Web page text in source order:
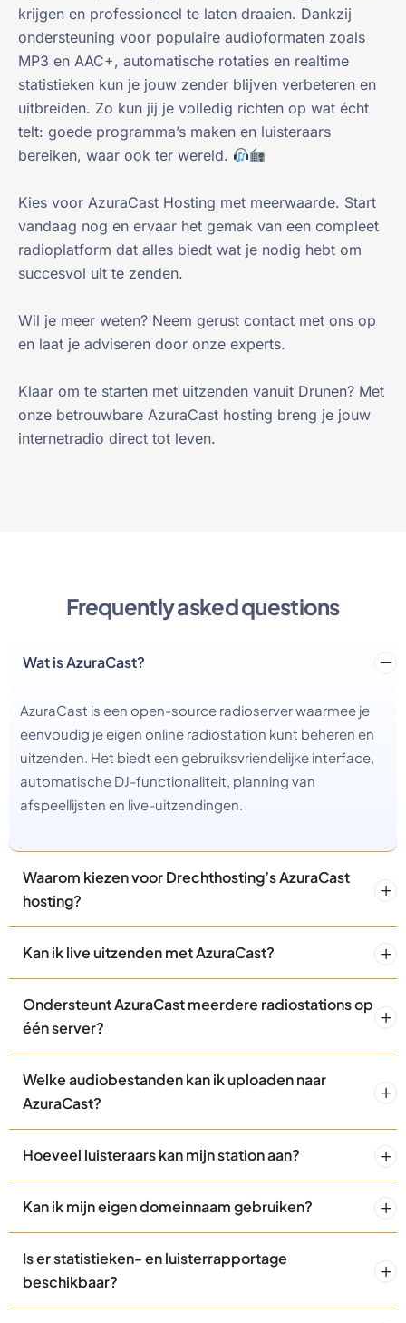
krijgen en professioneel te laten draaien. Dankzij
ondersteuning voor populaire audioformaten zoals
MP3 en AAC+, automatische rotaties en realtime
statistieken kun je jouw zender blijven verbeteren en
uitbreiden. Zo kun jij je volledig richten op wat écht
telt: goede programma’s maken en luisteraars
bereiken, waar ook ter wereld.
Kies voor AzuraCast Hosting met meerwaarde. Start
vandaag nog en ervaar het gemak van een compleet
radioplatform dat alles biedt wat je nodig hebt om
succesvol uit te zenden.
Wil je meer weten? Neem gerust contact met ons op
en laat je adviseren door onze experts.
Klaar om te starten met uitzenden vanuit Drunen? Met
onze betrouwbare AzuraCast hosting breng je jouw
internetradio direct tot leven.
Frequently asked questions
Wat is AzuraCast?
AzuraCast is een open-source radioserver waarmee je
eenvoudig je eigen online radiostation kunt beheren en
uitzenden. Het biedt een gebruiksvriendelijke interface,
automatische DJ-functionaliteit, planning van
afspeellijsten en live-uitzendingen.
Waarom kiezen voor Drechthosting’s AzuraCast
hosting?
Kan ik live uitzenden met AzuraCast?
Ondersteunt AzuraCast meerdere radiostations op
één server?
Welke audiobestanden kan ik uploaden naar
AzuraCast?
Hoeveel luisteraars kan mijn station aan?
Kan ik mijn eigen domeinnaam gebruiken?
Is er statistieken- en luisterrapportage
beschikbaar?